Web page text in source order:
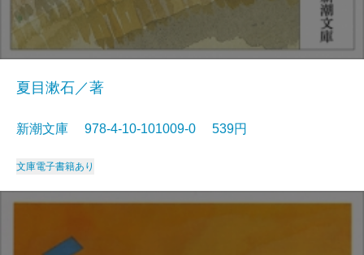
夏目漱石／著
新潮文庫 978-4-10-101009-0 539円
文庫電子書籍あり